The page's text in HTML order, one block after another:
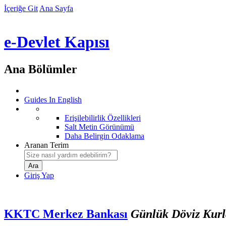
İçeriğe Git Ana Sayfa
e-Devlet Kapısı
Ana Bölümler
Guides In English
Erişilebilirlik Özellikleri
Salt Metin Görünümü
Daha Belirgin Odaklama
Aranan Terim
Giriş Yap
KKTC Merkez Bankası Günlük Döviz